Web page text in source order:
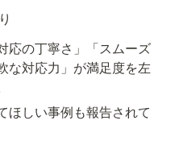
応の丁寧さ」「スムーズ
な対応力」が満足度を左
ほしい事例も報告されて